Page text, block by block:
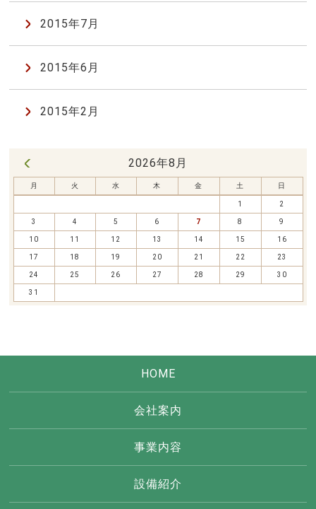
2015年7月
2015年6月
2015年2月
2026年8月
月 火 水 木 金 土 日
1 2
3 4 5 6 7 8 9
10 11 12 13 14 15 16
17 18 19 20 21 22 23
24 25 26 27 28 29 30
31
HOME
会社案内
事業内容
設備紹介